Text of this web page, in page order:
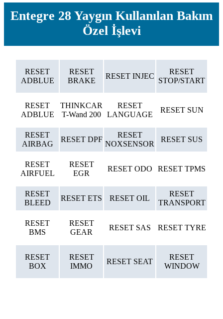
Entegre 28 Yaygın Kullanılan Bakım
Özel İşlevi
RESET
ADBLUE
RESET
BRAKE
RESET INJEC
RESET
STOP/START
RESET
ADBLUE
THINKCAR
T-Wand 200
RESET
LANGUAGE
RESET SUN
RESET
AIRBAG
RESET DPF
RESET
NOXSENSOR
RESET SUS
RESET
AIRFUEL
RESET
EGR
RESET ODO RESET TPMS
RESET
BLEED
RESET ETS RESET OIL
RESET
TRANSPORT
RESET
BMS
RESET
GEAR
RESET SAS RESET TYRE
RESET
BOX
RESET
IMMO
RESET SEAT
RESET
WINDOW